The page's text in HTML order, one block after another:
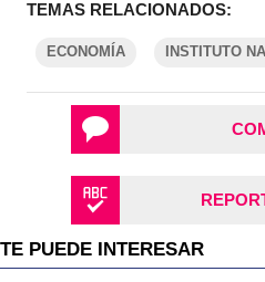
TEMAS RELACIONADOS:
ECONOMÍA INSTITUTO